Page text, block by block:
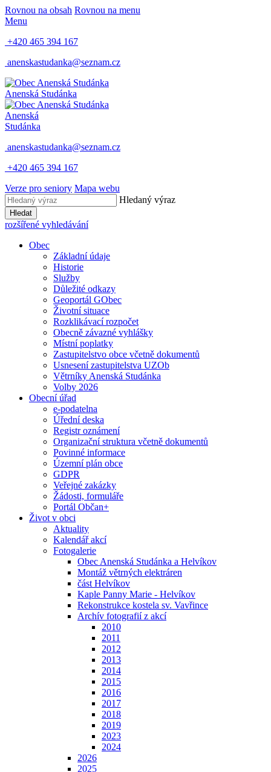
Rovnou na obsah Rovnou na menu
Menu
+420 465 394 167
anenskastudanka@seznam.cz
Anenská Studánka
Anenská
Studánka
anenskastudanka@seznam.cz
+420 465 394 167
Verze pro seniory Mapa webu
Hledaný výraz
Hledat
rozšířené vyhledávání
Obec
Základní údaje
Historie
Služby
Důležité odkazy
Geoportál GObec
Životní situace
Rozklikávací rozpočet
Obecně závazné vyhlášky
Místní poplatky
Zastupitelstvo obce včetně dokumentů
Usnesení zastupitelstva UZOb
Větrníky Anenská Studánka
Volby 2026
Obecní úřad
e-podatelna
Úřední deska
Registr oznámení
Organizační struktura včetně dokumentů
Povinné informace
Územní plán obce
GDPR
Veřejné zakázky
Žádosti, formuláře
Portál Občan+
Život v obci
Aktuality
Kalendář akcí
Fotogalerie
Obec Anenská Studánka a Helvíkov
Montáž větrných elektráren
část Helvíkov
Kaple Panny Marie - Helvíkov
Rekonstrukce kostela sv. Vavřince
Archív fotografií z akcí
2010
2011
2012
2013
2014
2015
2016
2017
2018
2019
2023
2024
2026
2025